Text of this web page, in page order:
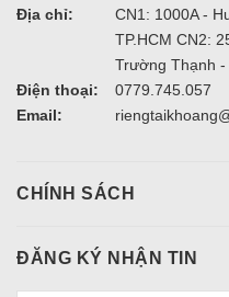
Địa chỉ:
CN1: 1000A -
TP.HCM CN2:
Trường Thạnh
Điện thoại:
0779.745.057
Email:
CHÍNH SÁCH
ĐĂNG KÝ NHẬN TIN